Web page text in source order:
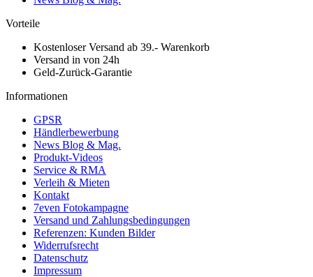
Vorteile
Kostenloser Versand ab 39.- Warenkorb
Versand in von 24h
Geld-Zurück-Garantie
Informationen
GPSR
Händlerbewerbung
News Blog & Mag.
Produkt-Videos
Service & RMA
Verleih & Mieten
Kontakt
7even Fotokampagne
Versand und Zahlungsbedingungen
Referenzen: Kunden Bilder
Widerrufsrecht
Datenschutz
Impressum